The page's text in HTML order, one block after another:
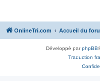
OnlineTri.com Accueil du
Développé parphpBB
Traduction